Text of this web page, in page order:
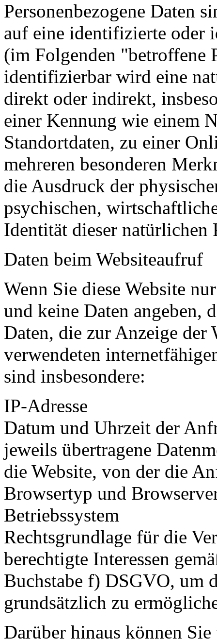
Personenbezogene Daten
auf eine identifizierte oder
(im Folgenden "betroffene
identifizierbar wird eine
direkt oder indirekt,
einer Kennung wie einem
Standortdaten, zu einer
mehreren besonderen
die Ausdruck der
psychischen,
Identität dieser natürlichen
Daten beim Websiteaufruf
Wenn Sie diese Website
und keine Daten angeben,
Daten, die zur Anzeige der
verwendeten
sind insbesondere:
IP-Adresse
Datum und Uhrzeit der
jeweils übertragene
die Website, von der die
Browsertyp und
Betriebssystem
Rechtsgrundlage für die
berechtigte Interessen
Buchstabe f) DSGVO, um
grundsätzlich zu
Darüber hinaus können